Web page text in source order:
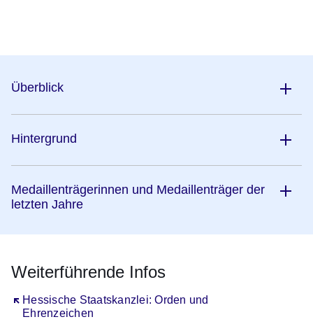
Überblick
Hintergrund
Medaillenträgerinnen und Medaillenträger der
letzten Jahre
Weiterführende Infos
Hessische Staatskanzlei: Orden und
Ehrenzeichen
Öffnet sich in einem neuen Fenster